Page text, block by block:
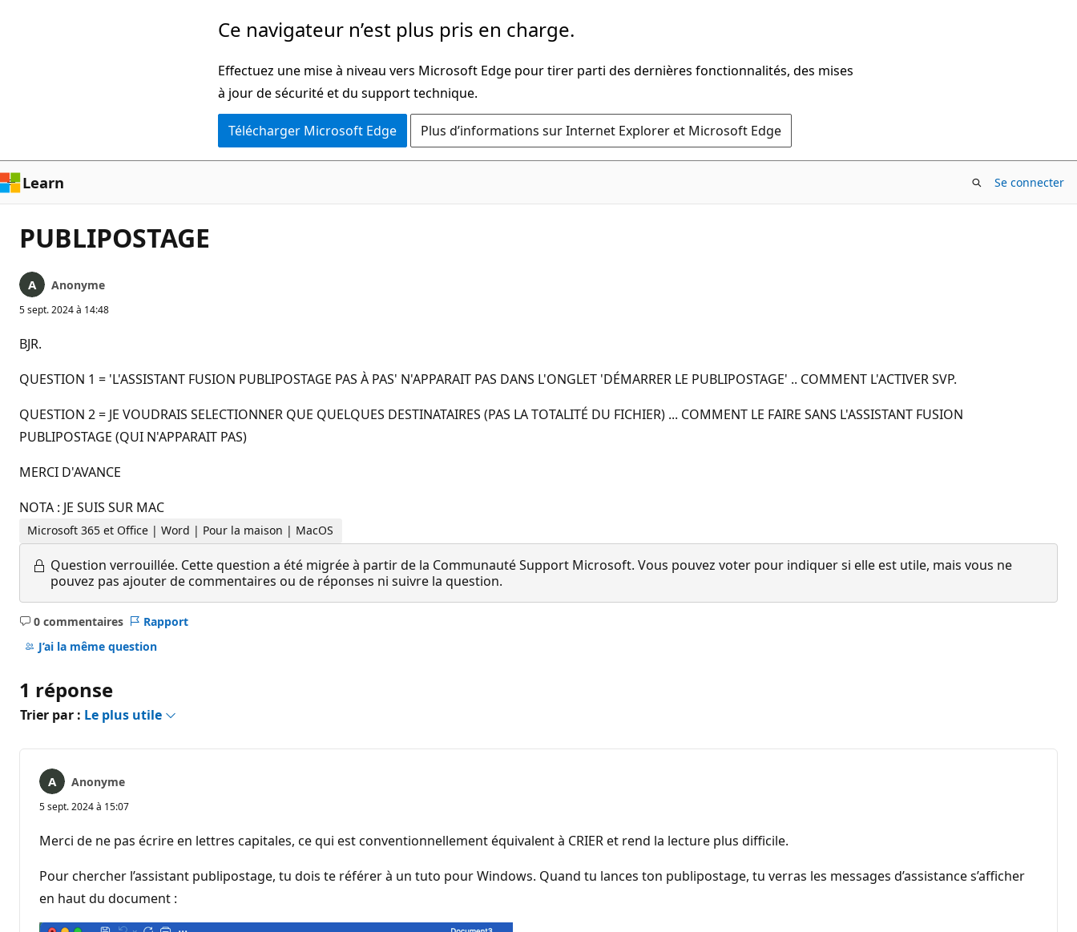
Ce navigateur n’est plus pris en charge.
Effectuez une mise à niveau vers Microsoft Edge pour tirer parti des dernières fonctionnalités, des mises
à jour de sécurité et du support technique.
Télécharger Microsoft Edge Plus d’informations sur Internet Explorer et Microsoft Edge
Learn Se connecter
PUBLIPOSTAGE
Anonyme
5 sept. 2024 à 14:48
BJR.
QUESTION 1 = 'L'ASSISTANT FUSION PUBLIPOSTAGE PAS À PAS' N'APPARAIT PAS DANS L'ONGLET 'DÉMARRER LE PUBLIPOSTAGE' .. COMMENT L'ACTIVER SVP.
QUESTION 2 = JE VOUDRAIS SELECTIONNER QUE QUELQUES DESTINATAIRES (PAS LA TOTALITÉ DU FICHIER) ... COMMENT LE FAIRE SANS L'ASSISTANT FUSION
PUBLIPOSTAGE (QUI N'APPARAIT PAS)
MERCI D'AVANCE
NOTA : JE SUIS SUR MAC
Microsoft 365 et Office | Word | Pour la maison | MacOS
Question verrouillée. Cette question a été migrée à partir de la Communauté Support Microsoft. Vous pouvez voter pour indiquer si elle est utile, mais vous ne
pouvez pas ajouter de commentaires ou de réponses ni suivre la question.
0 commentaires
Aucun
commentaire
Rapport
J’ai la même question
1 réponse
Trier par : Le plus utile
Anonyme
5 sept. 2024 à 15:07
Merci de ne pas écrire en lettres capitales, ce qui est conventionnellement équivalent à CRIER et rend la lecture plus difficile.
Pour chercher l’assistant publipostage, tu dois te référer à un tuto pour Windows. Quand tu lances ton publipostage, tu verras les messages d’assistance s’afficher
en haut du document :